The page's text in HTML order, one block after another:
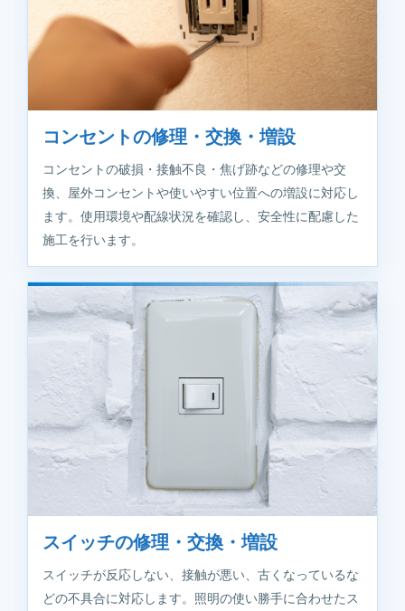
コンセントの修理・交換・増設
コンセントの破損・接触不良・焦げ跡などの修理や交
換、屋外コンセントや使いやすい位置への増設に対応し
ます。使用環境や配線状況を確認し、安全性に配慮した
施工を行います。
スイッチの修理・交換・増設
スイッチが反応しない、接触が悪い、古くなっているな
どの不具合に対応します。照明の使い勝手に合わせたス